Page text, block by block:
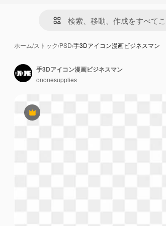
ホーム/ストック/PSD/手3Dアイコン漫画ビジネスマン
Premium
手3Dアイコン漫画ビジネスマン
ononesupplies